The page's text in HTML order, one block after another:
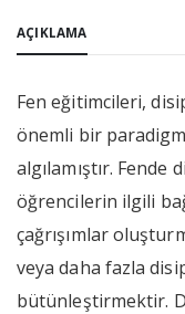
AÇIKLAMA
Fen eğitimcileri,
önemli bir
algılamıştır.
öğrencilerin ilgili
çağrışımlar
veya daha fazla
bütünleştirmektir.